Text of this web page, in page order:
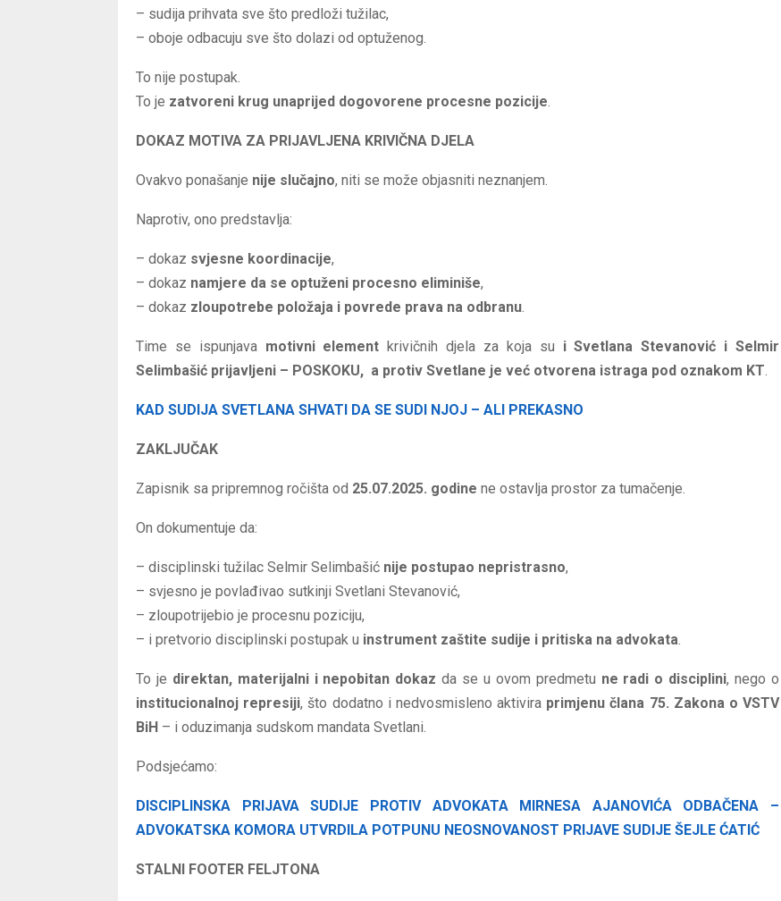
– sudija prihvata sve što predloži tužilac,
– oboje odbacuju sve što dolazi od optuženog.
To nije postupak.
To je zatvoreni krug unaprijed dogovorene procesne pozicije.
DOKAZ MOTIVA ZA PRIJAVLJENA KRIVIČNA DJELA
Ovakvo ponašanje nije slučajno, niti se može objasniti neznanjem.
Naprotiv, ono predstavlja:
– dokaz svjesne koordinacije,
– dokaz namjere da se optuženi procesno eliminiše,
– dokaz zloupotrebe položaja i povrede prava na odbranu.
Time se ispunjava motivni element krivičnih djela za koja su i Svetlana Stevanović i Selmir
Selimbašić prijavljeni – POSKOKU, a protiv Svetlane je već otvorena istraga pod oznakom KT.
KAD SUDIJA SVETLANA SHVATI DA SE SUDI NJOJ – ALI PREKASNO
ZAKLJUČAK
Zapisnik sa pripremnog ročišta od 25.07.2025. godine ne ostavlja prostor za tumačenje.
On dokumentuje da:
– disciplinski tužilac Selmir Selimbašić nije postupao nepristrasno,
– svjesno je povlađivao sutkinji Svetlani Stevanović,
– zloupotrijebio je procesnu poziciju,
– i pretvorio disciplinski postupak u instrument zaštite sudije i pritiska na advokata.
To je direktan, materijalni i nepobitan dokaz da se u ovom predmetu ne radi o disciplini, nego o
institucionalnoj represiji, što dodatno i nedvosmisleno aktivira primjenu člana 75. Zakona o VSTV
BiH – i oduzimanja sudskom mandata Svetlani.
Podsjećamo:
DISCIPLINSKA PRIJAVA SUDIJE PROTIV ADVOKATA MIRNESA AJANOVIĆA ODBAČENA –
ADVOKATSKA KOMORA UTVRDILA POTPUNU NEOSNOVANOST PRIJAVE SUDIJE ŠEJLE ĆATIĆ
STALNI FOOTER FELJTONA